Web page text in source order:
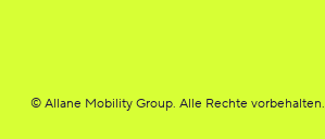
© Allane Mobility Group. Alle Rechte vorbehalten.